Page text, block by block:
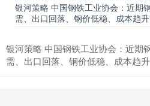
银河策略 中国钢铁工业协会：近期
需、出口回落、钢价低稳、成本趋
银河策略 中国钢铁工业协会：近期
需、出口回落、钢价低稳、成本趋